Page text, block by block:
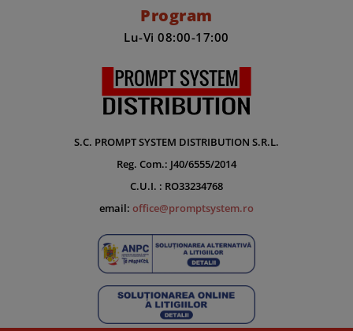
Program
Lu-Vi 08:00-17:00
S.C. PROMPT SYSTEM DISTRIBUTION S.R.L.
Reg. Com.: J40/6555/2014
C.U.I. : RO33234768
email: office@promptsystem.ro